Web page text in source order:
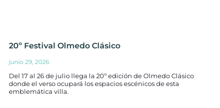
20º Festival Olmedo Clásico
junio 29, 2026
Del 17 al 26 de julio llega la 20º edición de Olmedo Clásico
donde el verso ocupará los espacios escénicos de esta
emblemática villa.